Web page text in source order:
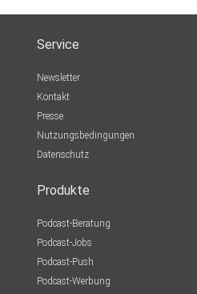
Service
Newsletter
Kontakt
Presse
Nutzungsbedingungen
Datenschutz
Produkte
Podcast-Beratung
Podcast-Jobs
Podcast-Push
Podcast-Werbung